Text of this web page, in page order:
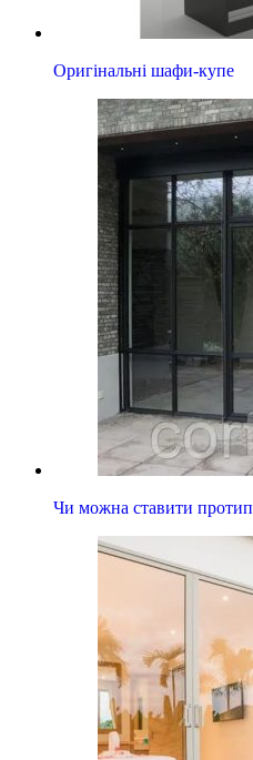
Оригінальні шафи-купе
Чи можна ставити